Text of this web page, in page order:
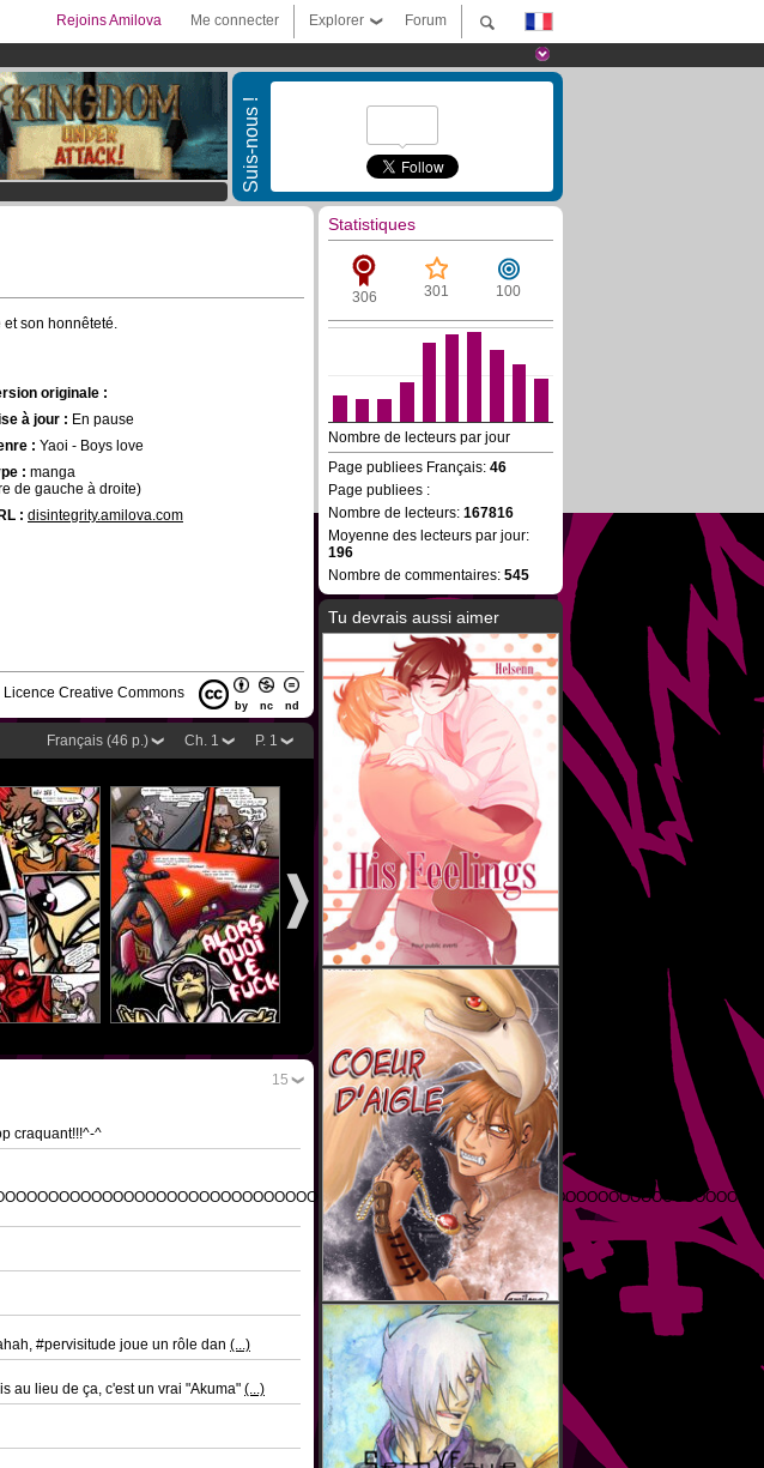
Forum
Explorer
Me connecter
Rejoins Amilova
Suis-nous !
et son honnêteté.
originale :
à jour : En pause
: Yaoi - Boys love
: manga
de gauche à droite)
: disintegrity.amilova.com
Licence Creative Commons
by nc nd
P. 1
Ch. 1
Français (46 p.)
15
craquant!!!^-^
#pervisitude joue un rôle dan (...)
au lieu de ça, c'est un vrai "Akuma" (...)
Statistiques
306 301 100
Nombre de lecteurs par jour
Page publiees Français: 46
Page publiees :
Nombre de lecteurs: 167816
Moyenne des lecteurs par jour:
196
Nombre de commentaires: 545
Tu devrais aussi aimer